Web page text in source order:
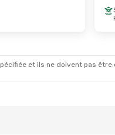
- Lun.
JED
- ROM
et ils ne doivent pas